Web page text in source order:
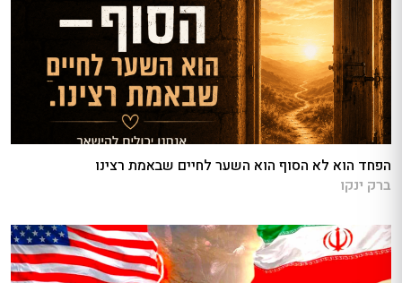
הפחד הוא לא הסוף הוא השער לחיים שבאמת רצינו
ברק ינקו